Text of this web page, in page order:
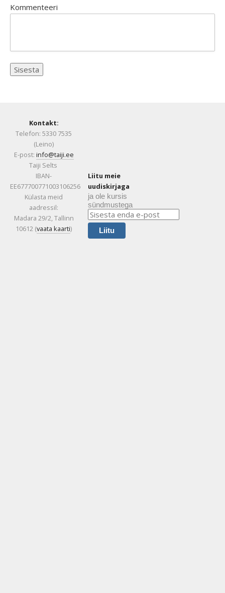
Kommenteeri
Kontakt:
Telefon: 5330 7535
(Leino)
E-post: info@taiji.ee
Taiji Selts
IBAN-
EE677700771003106256
Külasta meid
aadressil:
Madara 29/2, Tallinn
10612 (vaata kaarti)
Liitu meie
uudiskirjaga
ja ole kursis
sündmustega